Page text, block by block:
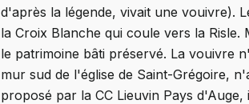
d'après la légende, vivait une vouivre).
la Croix Blanche qui coule vers la
le patrimoine bâti préservé. La vouivre
mur sud de l'église de Saint-Grégoire,
proposé par la CC Lieuvin Pays d'Auge,